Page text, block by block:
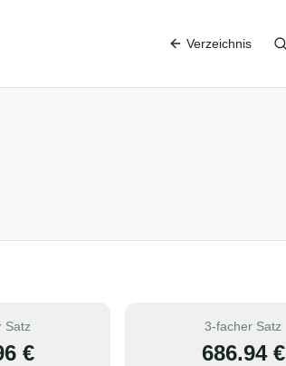
Verzeichnis
Satz
€
3-facher Satz
686.94€